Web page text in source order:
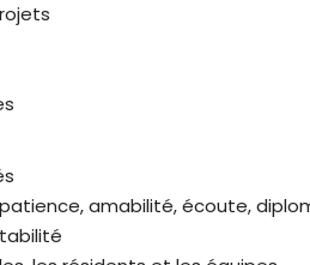
amabilité, écoute,